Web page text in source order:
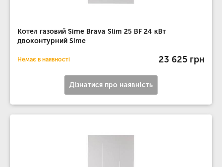
Котел газовий Sime Brava Slim 25 BF 24 кВт
двоконтурний Sime
Немає в наявності 23 625 грн
Дізнатися про наявність